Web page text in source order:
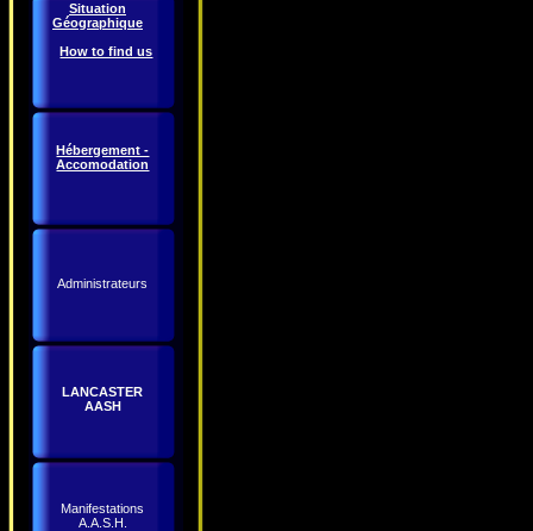
Situation
Géographique
How to find us
Hébergement -
Accomodation
Administrateurs
LANCASTER
AASH
Manifestations
A.A.S.H.